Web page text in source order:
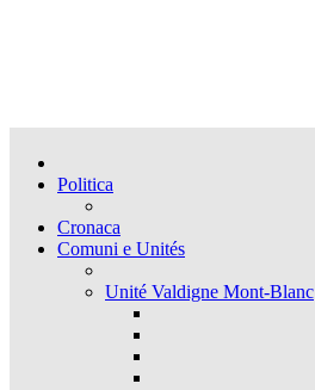
Politica
Cronaca
Comuni e Unités
Unité Valdigne Mont-Blanc